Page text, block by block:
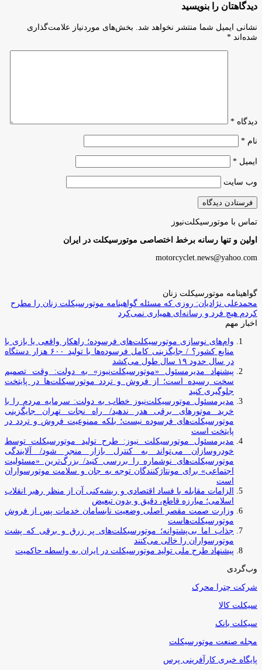
دیدگاهتان را بنویسید
نشانی ایمیل شما منتشر نخواهد شد.
بخش‌های موردنیاز علامت‌گذاری
شده‌اند *
دیدگاه *
نام *
ایمیل *
وب‌ سایت
تماس با موتورسیکلت‌نیوز
اولین و تنها رسانه برخط اختصاصی موتورسیکلت در ایران
motorcyclet.news@yahoo.com
گواهینامه موتورسیکلت زنان
محمدعلی نژادیان: روزی که مسئله گواهینامه موتورسیکلت زنان را مطرح
کردم هیچ فرد و رسانه‌ای همیاری نمی‌کرد
اخبار مهم
وام‌های نوسازی موتورسیکلت‌های فرسوده؛ راهکار واقعی یا بازی با
منابع کشور؟ / جایگزینی کامل فرسوده‌ها با تولید ۶۰۰ هزار دستگاه
در سال حدود ۱۹ سال طول می‌کشد
پیشنهاد مدیرمسئول «موتورسیکلت‌نیوز» به دولت: وقت تصمیم
سخت رسیده است؛ از فروش و تردد موتورسیکلت‌ها در پایتخت
جلوگیری کنید
مدیرمسئول موتورسیکلت‌نیوز خطاب به دولت: سرمایه مردم را با
خرید موتورهای برقی هدر ندهید/ راه نجات تهران جایگزینی
موتورسیکلت‌های فرسوده نیست؛ بلکه ممنوعیت فروش و تردد در
پایتخت است
مدیرمسئول موتورسیکلت نیوز: طرح تولید موتورسیکلت توسط
خودروسازان می‌تواند به کنترل بازار منجر شود/ آلایندگی
موتورسیکلت‌های نوشماره را بررسی کنید/ بزرگ‌ترین «مسئولیت
اجتماعی» برای مونتاژکنندگان توجه به جان و سلامت موتورسواران
است
الزامات مقابله با فساد اقتصادی و ریشه‌کنی آن از منظر رهبر انقلاب
اسلامی؛ مبارزه قاطع، دقیق و بدون تبعیض
وزارت صمت مقصر اصلی وضعیت نابسامان خدمات پس از فروش
موتورسیکلت‌هاست
جذاب اما بی‌پشتوانه؛ موتورسیکلت‌های پر زرق‌ و برقی که پشت
موتورسواران را خالی می‌کنند
پیشنهاد طرح ملی تولید موتورسیکلت در ایران به واسطه حاکمیت
وب‌گردی
شرکت چترا محرک
سیکلت کالا
سیکلت بانک
مجله صنعت موتورسیکلت
پایگاه خبری کارآفرینی پرس